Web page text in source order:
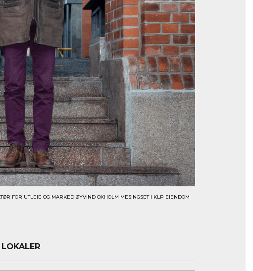
FOR UTLEIE OG MARKED ØYVIND OXHOLM MESINGSET I KLP EIENDOM